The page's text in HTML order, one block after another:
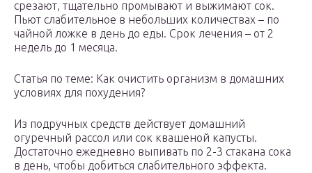
срезают, тщательно промывают и выжимают сок.
Пьют слабительное в небольших количествах – по
чайной ложке в день до еды. Срок лечения – от 2
недель до 1 месяца.
Статья по теме: Как очистить организм в домашних
условиях для похудения?
Из подручных средств действует домашний
огуречный рассол или сок квашеной капусты.
Достаточно ежедневно выпивать по 2-3 стакана сока
в день, чтобы добиться слабительного эффекта.